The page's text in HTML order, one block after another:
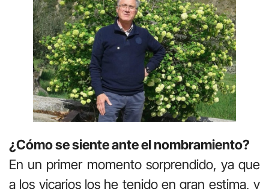
¿Cómo se siente ante el nombramiento?
En un primer momento sorprendido, ya que
a los vicarios los he tenido en gran estima, y